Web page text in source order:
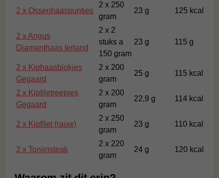
2 x Ossenhaaspuntjes
2 x 250
gram
23 g 125 kcal
2 x Angus
Diamanthaas Ierland
2 x 2
stuks a
150 gram
23 g 115 g
2 x Kiphaasblokjes
Gegaard
2 x 200
gram
25 g 115 kcal
2 x Kipfiletreepjes
Gegaard
2 x 200
gram
22,9 g 114 kcal
2 x Kipfilet (rauw)
2 x 250
gram
23 g 110 kcal
2 x Tonijnsteak
2 x 220
gram
24 g 120 kcal